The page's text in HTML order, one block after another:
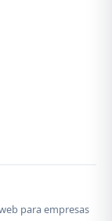
para empresas